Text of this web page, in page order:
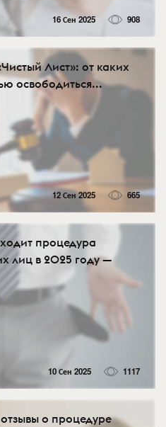
16 Сен 2025 908
Лист»: от каких
освободиться...
12 Сен 2025 665
процедура
лиц в 2025 году —
10 Сен 2025 1117
о процедуре